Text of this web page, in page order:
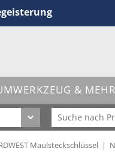
&
Maulsteckschlüssel |